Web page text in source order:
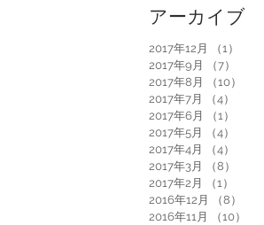
アーカイブ
2017年12月 （1）
2017年9月
（7）
2017年8月
（10）
2017年7月
（4）
2017年6月
（1）
2017年5月
（4）
2017年4月
（4）
2017年3月
（8）
2017年2月
（1）
2016年12月
（8）
2016年11月
（10）